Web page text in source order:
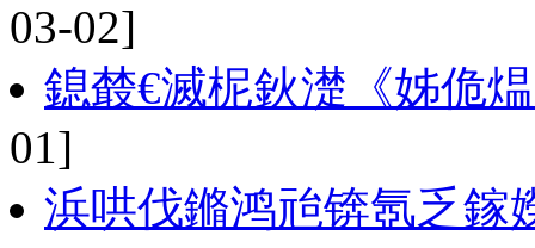
03-02]
鎴樷€滅柅鈥濋《姊佹
01]
浜哄伐鏅鸿兘锛氬乏